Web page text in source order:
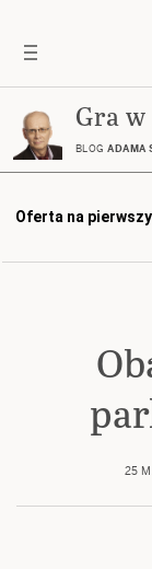
Gra
BLOG ADAMA
Oferta na
25